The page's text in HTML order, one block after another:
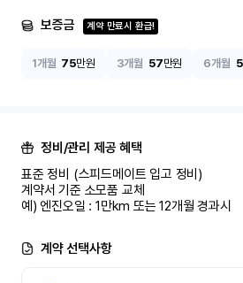
보증금 계약 만료시 환급!
1개월 75만원 3개월 57만원 6개월
정비/관리 제공 혜택
표준 정비 (스피드메이트 입고 정비)
계약서 기준 소모품 교체
예) 엔진오일 : 1만km 또는 12개월 경과시
계약 선택사항